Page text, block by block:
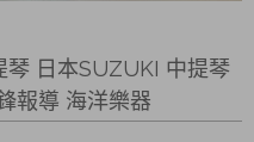
琴 日本SUZUKI 中提琴
報導 海洋樂器